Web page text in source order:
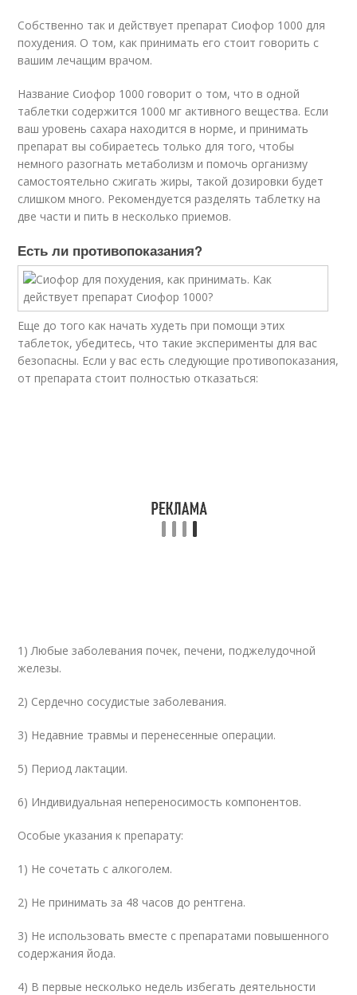
Собственно так и действует препарат Сиофор 1000 для
похудения. О том, как принимать его стоит говорить с
вашим лечащим врачом.
Название Сиофор 1000 говорит о том, что в одной
таблетки содержится 1000 мг активного вещества. Если
ваш уровень сахара находится в норме, и принимать
препарат вы собираетесь только для того, чтобы
немного разогнать метаболизм и помочь организму
самостоятельно сжигать жиры, такой дозировки будет
слишком много. Рекомендуется разделять таблетку на
две части и пить в несколько приемов.
Есть ли противопоказания?
Еще до того как начать худеть при помощи этих
таблеток, убедитесь, что такие эксперименты для вас
безопасны. Если у вас есть следующие противопоказания,
от препарата стоит полностью отказаться:
1) Любые заболевания почек, печени, поджелудочной
железы.
2) Сердечно сосудистые заболевания.
3) Недавние травмы и перенесенные операции.
5) Период лактации.
6) Индивидуальная непереносимость компонентов.
Особые указания к препарату:
1) Не сочетать с алкоголем.
2) Не принимать за 48 часов до рентгена.
3) Не использовать вместе с препаратами повышенного
содержания йода.
4) В первые несколько недель избегать деятельности